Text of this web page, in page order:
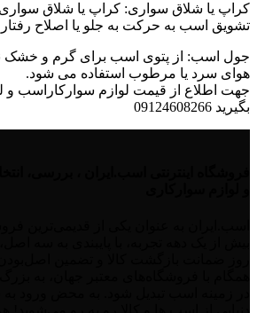
کراپ یا شلاق سواری: کراپ یا شلاق
تشویق اسب به حرکت به جلو یا اصلاح
جول اسب: از پتوی اسب برای گرم و خشک
هوای سرد یا مرطوب استفاده می شود.
جهت اطلاع از قیمت لوازم سوارکاراسب
بگیرید 09124608266